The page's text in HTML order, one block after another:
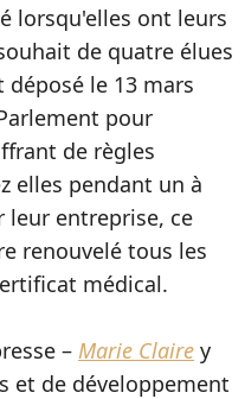
lorsqu'elles ont leurs
de quatre élues
le 13 mars
pour
de règles
elles pendant un à
leur entreprise, ce
renouvelé tous les
médical.
– Marie Claire y
et de développement